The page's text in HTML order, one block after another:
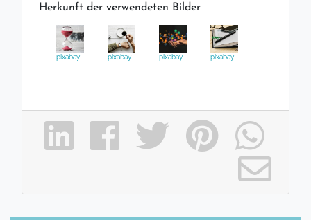
Herkunft der verwendeten Bilder
pixabay pixabay pixabay pixabay